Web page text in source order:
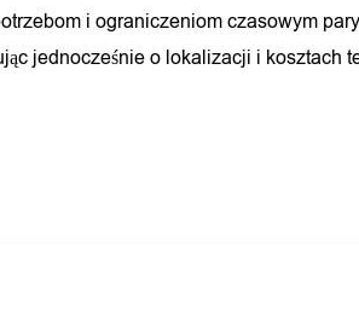
i ograniczeniom czasowym
jednocześnie o lokalizacji i kosztach